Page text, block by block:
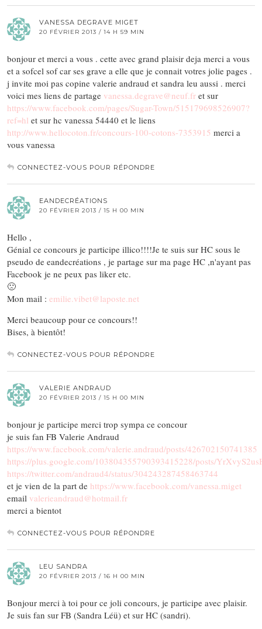
VANESSA DEGRAVE MIGET
20 FÉVRIER 2013 / 14 H 59 MIN
bonjour et merci a vous . cette avec grand plaisir deja merci a vous
et a sofcel sof car ses grave a elle que je connait votres jolie pages .
j invite moi pas copine valerie andraud et sandra leu aussi . merci
voici mes liens de partage vanessa.degrave@neuf.fr et sur
https://www.facebook.com/pages/Sugar-Town/515179698526907?
ref=hl et sur hc vanessa 54440 et le liens
http://www.hellocoton.fr/concours-100-cotons-7353915 merci a
vous vanessa
CONNECTEZ-VOUS POUR RÉPONDRE
EANDECRÉATIONS
20 FÉVRIER 2013 / 15 H 00 MIN
Hello ,
Génial ce concours je participe illico!!!!Je te suis sur HC sous le
pseudo de eandecréations , je partage sur ma page HC ,n'ayant pas
Facebook je ne peux pas liker etc.
🙁
Mon mail : emilie.vibet@laposte.net
Merci beaucoup pour ce concours!!
Bises, à bientôt!
CONNECTEZ-VOUS POUR RÉPONDRE
VALERIE ANDRAUD
20 FÉVRIER 2013 / 15 H 00 MIN
bonjour je participe merci trop sympa ce concour
je suis fan FB Valerie Andraud
https://www.facebook.com/valerie.andraud/posts/426702150741385
https://plus.google.com/103804355790393415228/posts/
https://twitter.com/andraud4/status/304243287458463744
et je vien de la part de https://www.facebook.com/vanessa.miget
email valerieandraud@hotmail.fr
merci a bientot
CONNECTEZ-VOUS POUR RÉPONDRE
LEU SANDRA
20 FÉVRIER 2013 / 16 H 00 MIN
Bonjour merci à toi pour ce joli concours, je participe avec plaisir.
Je suis fan sur FB (Sandra Léü) et sur HC (sandri).